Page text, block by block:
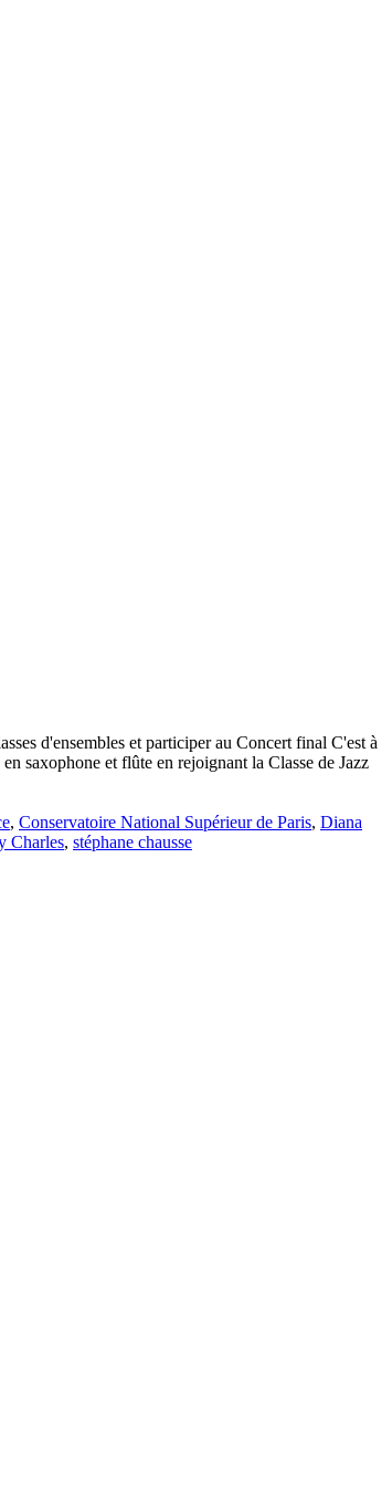
d'ensembles et participer au Concert final C'est à
saxophone et flûte en rejoignant la Classe de Jazz
, Conservatoire National Supérieur de Paris, Diana
Charles, stéphane chausse